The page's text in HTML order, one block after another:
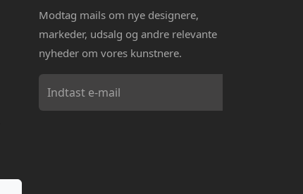
Modtag mails om nye designere,
markeder, udsalg og andre relevante
nyheder om vores kunstnere.